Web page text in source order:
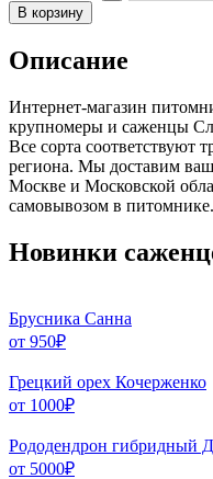
В корзину
Описание
Интернет-магазин
крупномеры и саженцы
Все сорта соответствуют
региона. Мы доставим
Москве и Московской
самовывозом в питомнике.
Новинки
Брусника Санна
от 950₽
Грецкий орех Кочерженко
от 1000₽
Рододендрон гибридный
от 5000₽